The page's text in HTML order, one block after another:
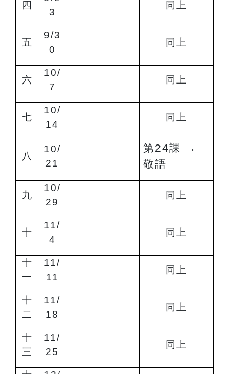
四
3
同上
五
9/3
0
同上
六
10/
7
同上
七
10/
14
同上
八
10/
21
第24課
→
敬語
九
10/
29
同上
十
11/
4
同上
十
一
11/
11
同上
十
二
11/
18
同上
十
三
11/
25
同上